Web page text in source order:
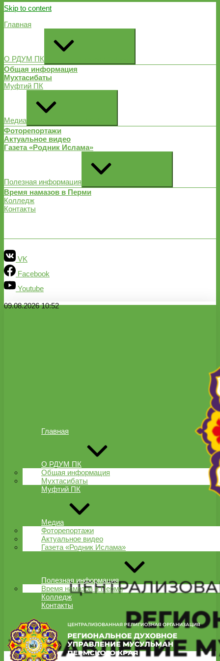
Skip to content
Главная
О РДУМ ПК
Общая информация
Мухтасибаты
Муфтий ПК
Медиа
Фоторепортажи
Актуальное видео
Газета «Родник Ислама»
Полезная информация
Время намазов в Перми
Колледж
Контакты
VK
Facebook
Youtube
09.08.2026 10:52
Главная
О РДУМ ПК
Общая информация
Мухтасибаты
Муфтий ПК
Медиа
Фоторепортажи
Актуальное видео
Газета «Родник Ислама»
Полезная информация
Время намазов в Перми
Колледж
Контакты